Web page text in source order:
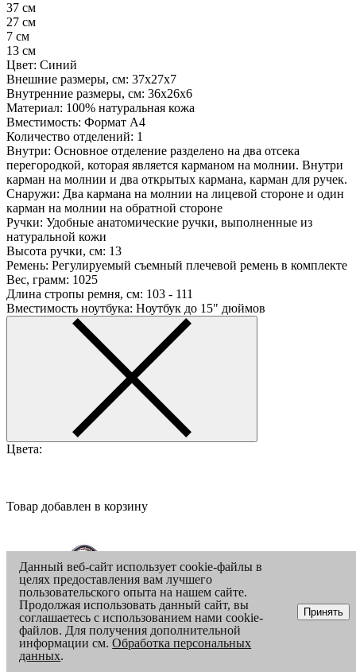
37 см
27 см
7 см
13 см
Цвет: Синий
Внешние размеры, см: 37х27х7
Внутренние размеры, см: 36х26х6
Материал: 100% натуральная кожа
Вместимость: Формат A4
Количество отделений: 1
Внутри: Основное отделение разделено на два отсека
перегородкой, которая является карманом на молнии. Внутри
карман на молнии и два открытых кармана, карман для ручек.
Снаружи: Два кармана на молнии на лицевой стороне и один
карман на молнии на обратной стороне
Ручки: Удобные анатомические ручки, выполненные из
натуральной кожи
Высота ручки, см: 13
Ремень: Регулируемый съемный плечевой ремень в комплекте
Вес, грамм: 1025
Длина стропы ремня, см: 103 - 111
Вместимость ноутбука: Ноутбук до 15" дюймов
Цвета:
Товар добавлен в корзину
Данный веб-сайт использует cookie-файлы в
целях предоставления вам лучшего
пользовательского опыта на нашем сайте.
Продолжая использовать данный сайт, вы
соглашаетесь с использованием нами cookie-
файлов. Для получения дополнительной
информации см.Обработка персональных
данных.
Принять